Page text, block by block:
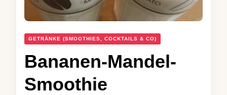
GETRÄNKE (SMOOTHIES, COCKTAILS & CO)
Bananen-Mandel-
Smoothie